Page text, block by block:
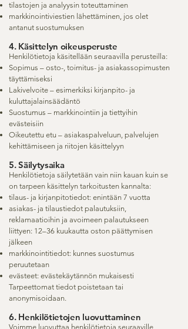
tilastojen ja analyysin toteuttaminen
markkinointiviestien lähettäminen, jos olet
antanut suostumuksen
4. Käsittelyn oikeusperuste
Henkilötietoja käsitellään seuraavilla perusteilla:
Sopimus – osto-, toimitus- ja asiakassopimusten
täyttämiseksi
Lakivelvoite – esimerkiksi kirjanpito- ja
kuluttajalainsäädäntö
Suostumus – markkinointiin ja tiettyihin
evästeisiin
Oikeutettu etu – asiakaspalveluun, palvelujen
kehittämiseen ja riitojen käsittelyyn
5. Säilytysaika
Henkilötietoja säilytetään vain niin kauan kuin se
on tarpeen käsittelyn tarkoitusten kannalta:
tilaus- ja kirjanpitotiedot: enintään 7 vuotta
asiakas- ja tilaustiedot palautuksiin,
reklamaatioihin ja avoimeen palautukseen
liittyen: 12–36 kuukautta oston päättymisen
jälkeen
markkinointitiedot: kunnes suostumus
peruutetaan
evästeet: evästekäytännön mukaisesti
Tarpeettomat tiedot poistetaan tai
anonymisoidaan.
6. Henkilötietojen luovuttaminen
Voimme luovuttaa henkilötietoja seuraaville